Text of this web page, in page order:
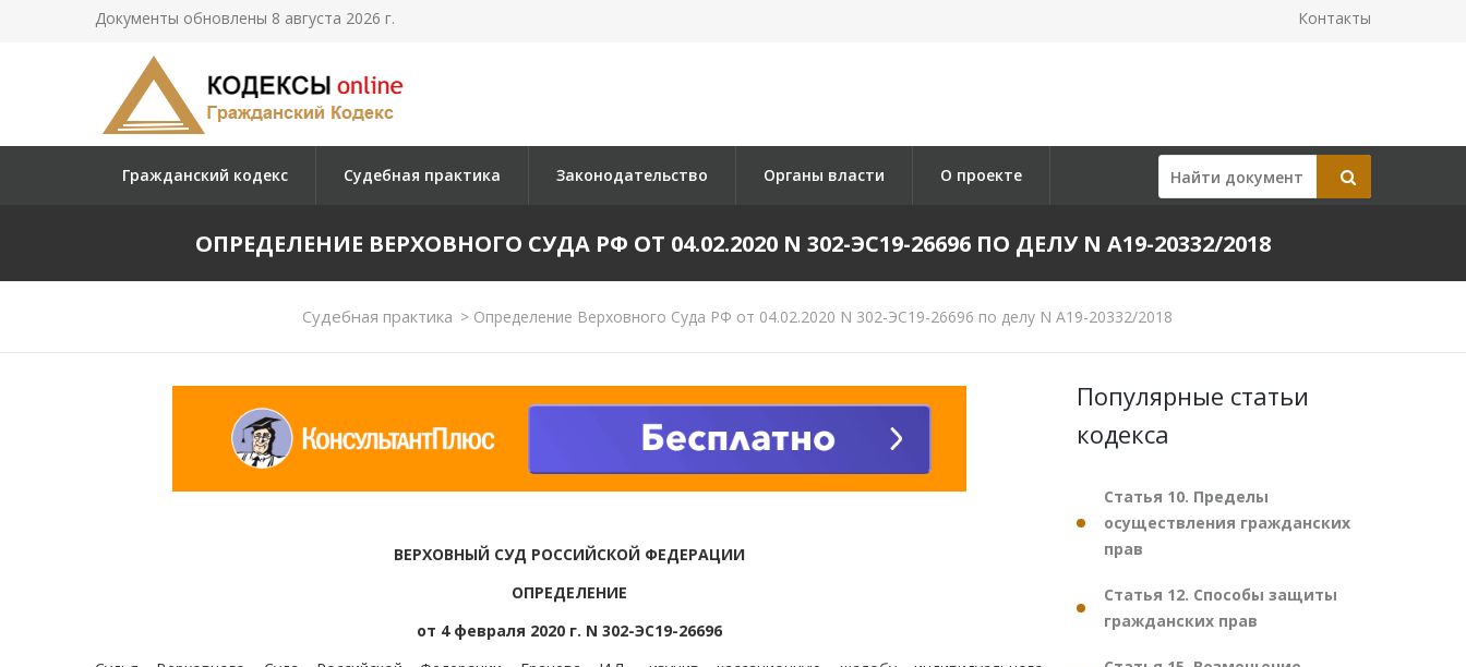
Документы обновлены 8 августа 2026 г. Контакты
Гражданский кодекс Судебная практика Законодательство Органы власти О проекте
ОПРЕДЕЛЕНИЕ ВЕРХОВНОГО СУДА РФ ОТ 04.02.2020 N 302-ЭС19-26696 ПО ДЕЛУ N А19-20332/2018
Судебная практика >Определение Верховного Суда РФ от 04.02.2020 N 302-ЭС19-26696 по делу N А19-20332/2018
ВЕРХОВНЫЙ СУД РОССИЙСКОЙ ФЕДЕРАЦИИ
ОПРЕДЕЛЕНИЕ
от 4 февраля 2020 г. N 302-ЭС19-26696
Популярные статьи
кодекса
Статья 10. Пределы
осуществления гражданских
прав
Статья 12. Способы защиты
гражданских прав